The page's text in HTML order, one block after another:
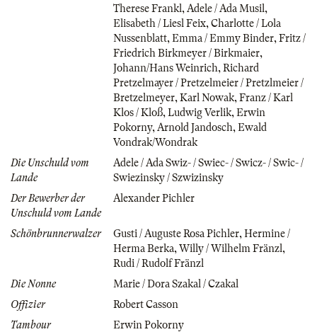
Therese Frankl , Adele / Ada Musil ,
Elisabeth / Liesl Feix, Charlotte / Lola
Nussenblatt, Emma / Emmy Binder, Fritz /
Friedrich Birkmeyer / Birkmaier,
Johann/Hans Weinrich, Richard
Pretzelmayer / Pretzelmeier / Pretzlmeier /
Bretzelmeyer, Karl Nowak, Franz / Karl
Klos / Kloß, Ludwig Verlik, Erwin
Pokorny, Arnold Jandosch, Ewald
Vondrak/Wondrak
Die Unschuld vom
Lande
Adele / Ada Swiz- / Swiec- / Swicz- / Swic- /
Swiezinsky / Szwizinsky
Der Bewerber der
Unschuld vom Lande
Alexander Pichler
Schönbrunnerwalzer Gusti / Auguste Rosa Pichler, Hermine /
Herma Berka, Willy / Wilhelm Fränzl ,
Rudi / Rudolf Fränzl
Die Nonne
Marie / Dora Szakal / Czakal
Offizier
Robert Casson
Tambour
Erwin Pokorny